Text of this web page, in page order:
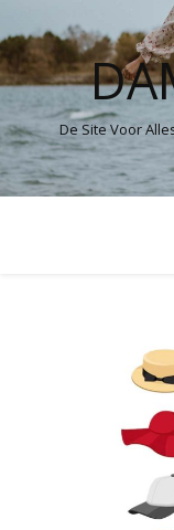
De Site Voor